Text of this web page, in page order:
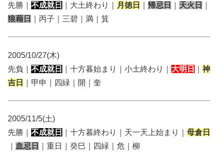
先勝｜ 不成就日 ｜大土終わり｜ 月徳日 帰忌日 天火日
狼藉日
｜丙子｜三碧｜満｜箕
2005/10/27(木)
先負｜ 不成就日 ｜十方暮始まり｜小土終わり｜ 大明日
神
吉日
｜甲申｜四緑｜開｜奎
2005/11/5(土)
先勝｜ 不成就日 ｜十方暮終わり｜天一天上始まり｜ 母倉日
血忌日 ｜重日｜癸巳｜四緑｜危｜柳